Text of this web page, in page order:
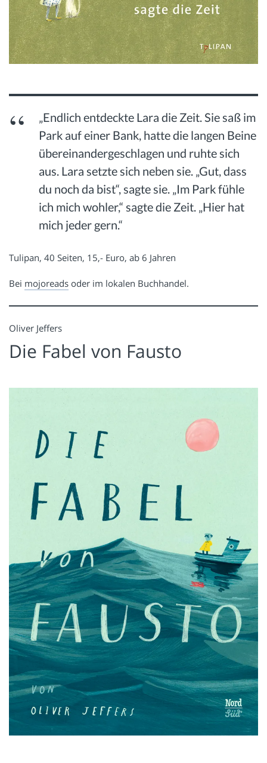
„Endlich entdeckte Lara die Zeit. Sie saß im
Park auf einer Bank, hatte die langen Beine
übereinandergeschlagen und ruhte sich
aus. Lara setzte sich neben sie. „Gut, dass
du noch da bist“, sagte sie. „Im Park fühle
ich mich wohler,“ sagte die Zeit. „Hier hat
mich jeder gern.“
Tulipan, 40 Seiten, 15,- Euro, ab 6 Jahren
Bei mojoreads oder im lokalen Buchhandel.
Oliver Jeffers
Die Fabel von Fausto